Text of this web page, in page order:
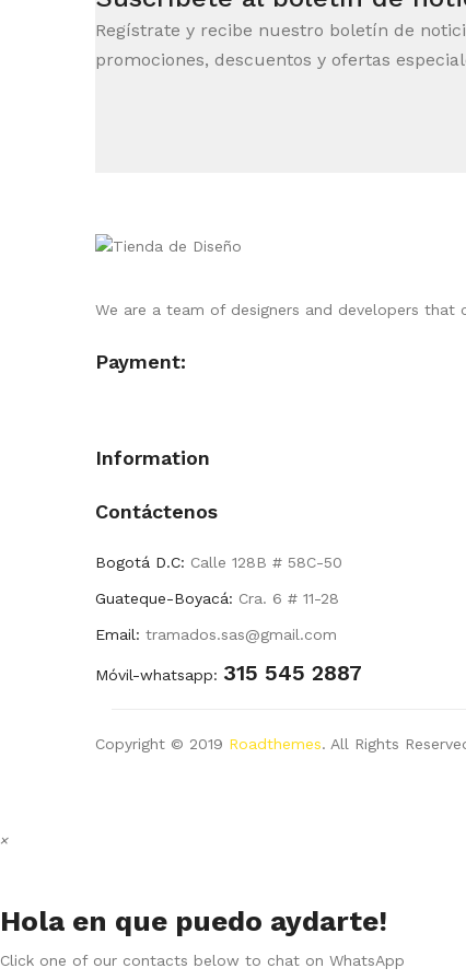
Regístrate y recibe nuestro boletín de
promociones, descuentos y ofertas
We are a team of designers and developers that
Payment:
Information
Contáctenos
Bogotá D.C: Calle 128B # 58C-50
Guateque-Boyacá: Cra. 6 # 11-28
Email: tramados.sas@gmail.com
Móvil-whatsapp: 315 545 2887
Copyright © 2019 Roadthemes. All Rights
×
Hola en que puedo aydarte!
Click one of our contacts below to chat on WhatsApp